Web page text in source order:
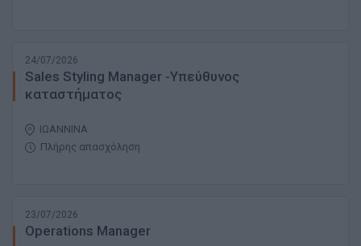
24/07/2026
Sales Styling Manager -Υπεύθυνος
καταστήματος
ΙΩΑΝΝΙΝΑ
Πλήρης απασχόληση
23/07/2026
Operations Manager